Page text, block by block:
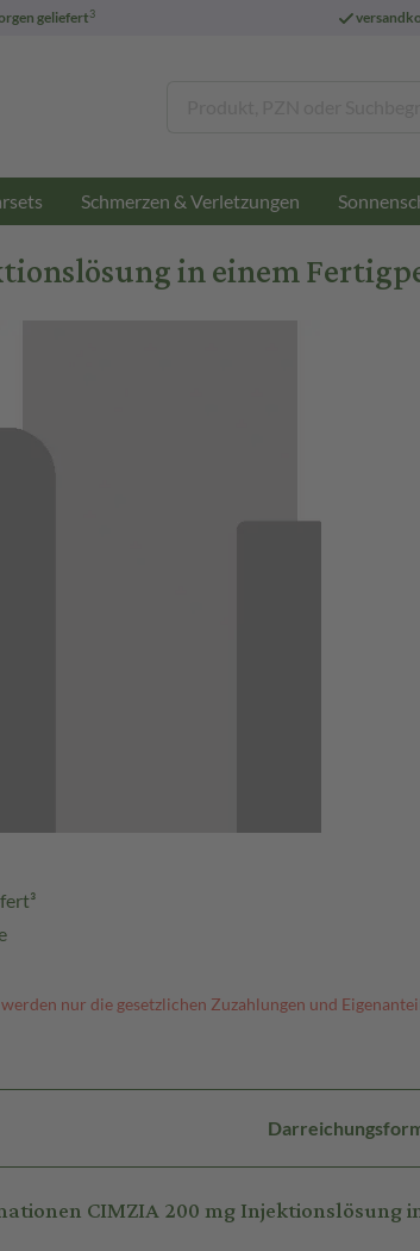
geliefert3
Schmerzen & Verletzungen
in einem
nur die gesetzlichen Zuzahlungen und
CIMZIA 200 mg Injektionslösung